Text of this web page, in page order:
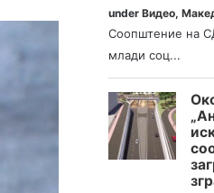
underВидео,
Соопштение на
млади соц...